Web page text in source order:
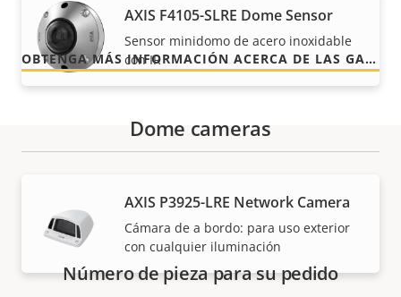
AXIS F4105-SLRE Dome Sensor
Sensor minidomo de acero inoxidable
con IR
Dome cameras
AXIS P3925-LRE Network Camera
Cámara de a bordo: para uso exterior
con cualquier iluminación
los costes.
OBTENGA MÁS INFORMACIÓN ACERCA DE LAS GARANTÍAS DE AXIS
Referencias
Número de pieza para su pedido